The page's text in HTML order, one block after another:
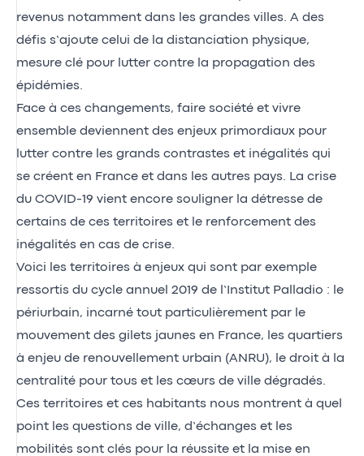
revenus notamment dans les grandes villes. A des
défis s’ajoute celui de la distanciation physique,
mesure clé pour lutter contre la propagation des
épidémies.
Face à ces changements, faire société et vivre
ensemble deviennent des enjeux primordiaux pour
lutter contre les grands contrastes et inégalités qui
se créent en France et dans les autres pays. La crise
du COVID-19 vient encore souligner la détresse de
certains de ces territoires et le renforcement des
inégalités en cas de crise.
Voici les territoires à enjeux qui sont par exemple
ressortis du cycle annuel 2019 de l’Institut Palladio : le
périurbain, incarné tout particulièrement par le
mouvement des gilets jaunes en France, les quartiers
à enjeu de renouvellement urbain (ANRU), le droit à la
centralité pour tous et les cœurs de ville dégradés.
Ces territoires et ces habitants nous montrent à quel
point les questions de ville, d’échanges et les
mobilités sont clés pour la réussite et la mise en